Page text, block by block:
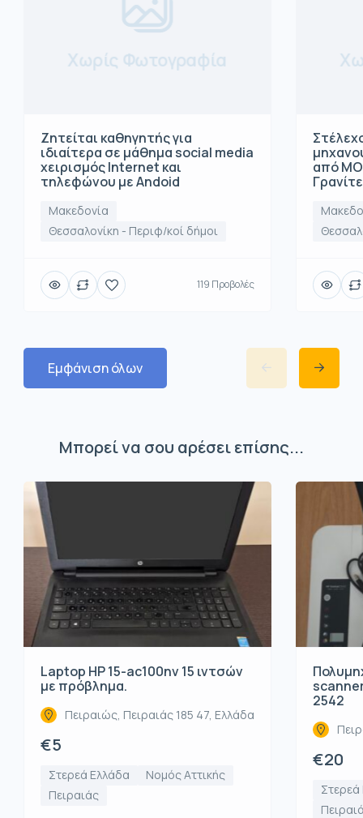
Χωρίς Φωτογραφία
Ζητείται καθηγητής για
ιδιαίτερα σε μάθημα social media
χειρισμός Internet και
τηλεφώνου με Andoid
Μακεδονία
Θεσσαλονίκη - Περιφ/κοί δήμοι
119 Προβολές
από
Εμφάνιση όλων
Μπορεί να σου αρέσει επίσης...
Laptop HP 15-ac100nv 15 ιντσών
με πρόβλημα.
Πειραιώς, Πειραιάς 185 47, Ελλάδα
€5
Στερεά Ελλάδα
Νομός Αττικής
Πειραιάς
2542
€20